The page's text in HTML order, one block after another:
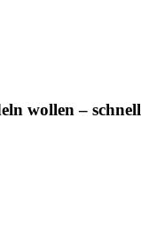
wollen – schnell